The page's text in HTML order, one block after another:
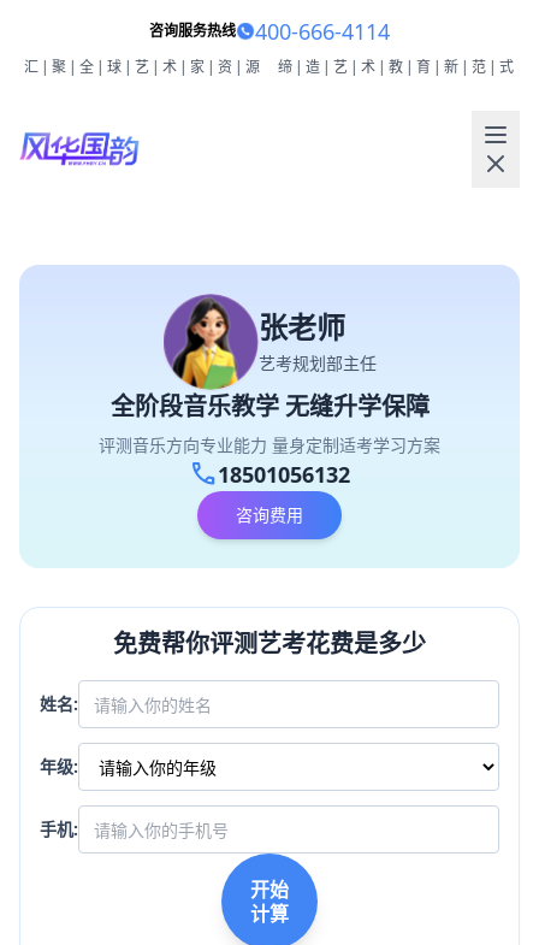
咨询服务热线 400-666-4114
汇|聚|全|球|艺|术|家|资|源 缔|造|艺|术|教|育|新|范|式
张老师
艺考规划部主任
全阶段音乐教学 无缝升学保障
评测音乐方向专业能力 量身定制适考学习方案
call18501056132
咨询费用
免费帮你评测艺考花费是多少
姓名:
年级:
手机:
开始
计算